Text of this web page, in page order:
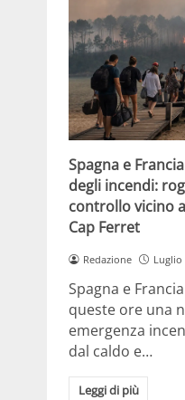
Spagna e
degli incendi:
controllo vicino
Cap Ferret
Redazione Luglio
Spagna e
queste ore una
emergenza
dal caldo e…
Leggi di più